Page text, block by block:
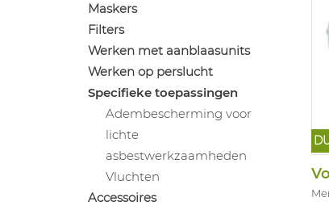
Maskers
Filters
Werken met aanblaasunits
Werken op perslucht
Specifieke toepassingen
Adembescherming voor
lichte
asbestwerkzaamheden
Vluchten
Accessoires